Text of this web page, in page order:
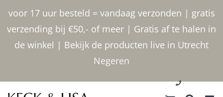
voor 17 uur besteld = vandaag verzonden | gratis
verzending bij €50,- of meer | Gratis af te halen in
de winkel | Bekijk de producten live in Utrecht
Negeren
inhoud
030 2400000